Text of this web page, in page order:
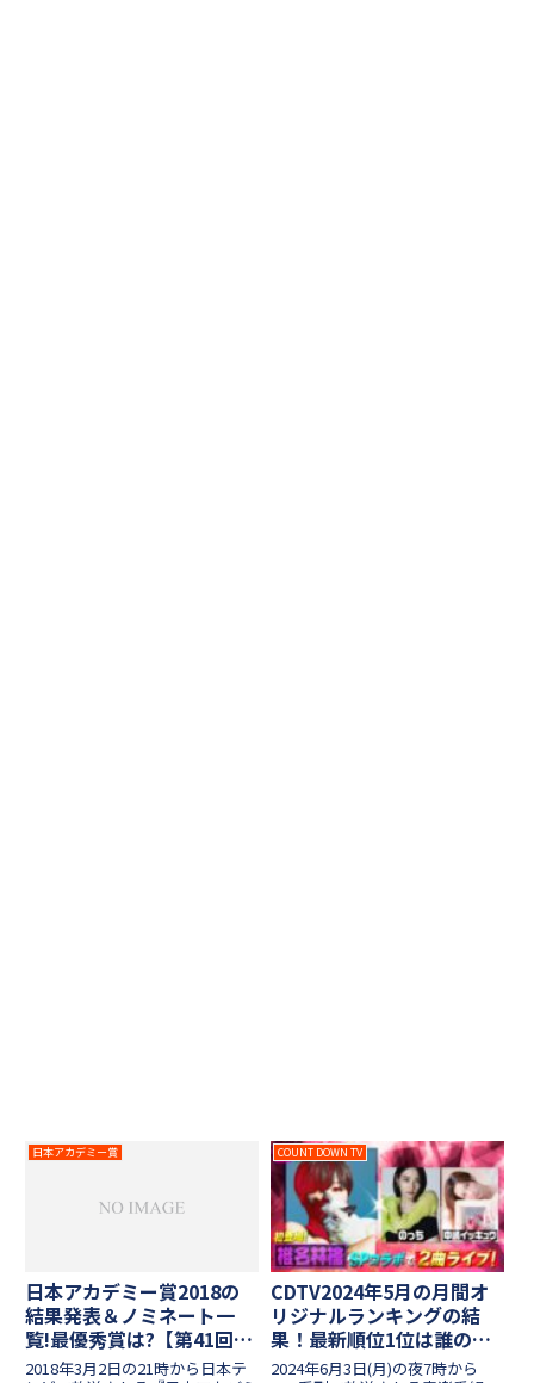
日本アカデミー賞
日本アカデミー賞2018の
結果発表＆ノミネート一
覧!最優秀賞は?【第41回授
賞式】
2018年3月2日の21時から日本テ
COUNT DOWN TV
CDTV2024年5月の月間オ
リジナルランキングの結
果！最新順位1位は誰の
曲？【2時間SP】
2024年6月3日(月)の夜7時から